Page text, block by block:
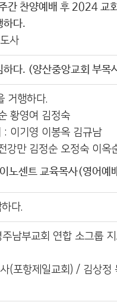
간 찬양예배 후 2024 교
하다.
사
하다. (양산중앙교회 부목
거행하다.
황영여 김정숙
이기영 이봉옥 김규남
강만 김정순 오정숙 이옥
노센트 교육목사(영어예
다.
남부교회 연합 소그룹
(포항제일교회) / 김상정